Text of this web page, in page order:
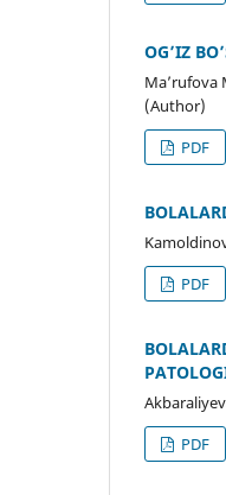
OG’IZ
Ma’rufova
(Author)
PDF
PDF
PDF